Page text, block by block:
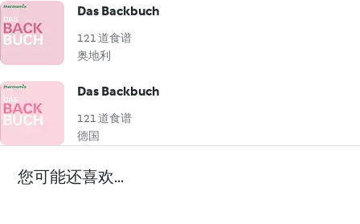
Das Backbuch
121 道食谱
奥地利
Das Backbuch
121 道食谱
德国
您可能还喜欢...